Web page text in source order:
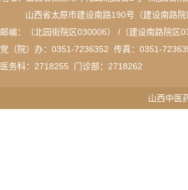
山西省太原市建设南路190号（建设南路院
邮编：（北园街院区030006） /（建设南路院区
党（院）办：0351-7236352 传真： 0351-
医务科： 2718255 门诊部：2718262
山西中医